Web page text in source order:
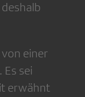
einer
sei
erwähnt